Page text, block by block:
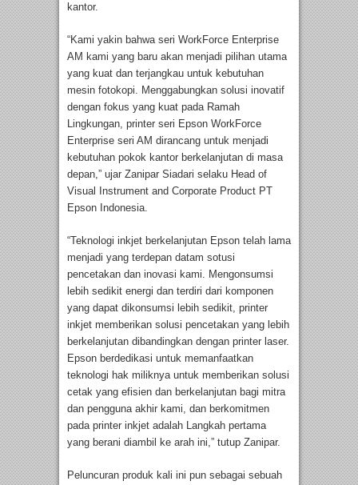
kantor.
“Kami yakin bahwa seri WorkForce Enterprise
AM kami yang baru akan menjadi pilihan utama
yang kuat dan terjangkau untuk kebutuhan
mesin fotokopi. Menggabungkan solusi inovatif
dengan fokus yang kuat pada Ramah
Lingkungan, printer seri Epson WorkForce
Enterprise seri AM dirancang untuk menjadi
kebutuhan pokok kantor berkelanjutan di masa
depan,” ujar Zanipar Siadari selaku Head of
Visual Instrument and Corporate Product PT
Epson Indonesia.
“Teknologi inkjet berkelanjutan Epson telah lama
menjadi yang terdepan datam sotusi
pencetakan dan inovasi kami. Mengonsumsi
lebih sedikit energi dan terdiri dari komponen
yang dapat dikonsumsi lebih sedikit, printer
inkjet memberikan solusi pencetakan yang lebih
berkelanjutan dibandingkan dengan printer laser.
Epson berdedikasi untuk memanfaatkan
teknologi hak miliknya untuk memberikan solusi
cetak yang efisien dan berkelanjutan bagi mitra
dan pengguna akhir kami, dan berkomitmen
pada printer inkjet adalah Langkah pertama
yang berani diambil ke arah ini,” tutup Zanipar.
Peluncuran produk kali ini pun sebagai sebuah